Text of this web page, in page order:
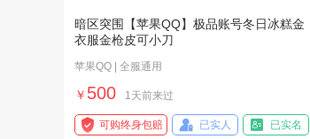
暗区突围【苹果QQ】极品账号冬日冰糕金
衣服金枪皮可小刀
苹果QQ | 全服通用
￥ 500 1天前来过
可购终身包赔 已实人 已实名